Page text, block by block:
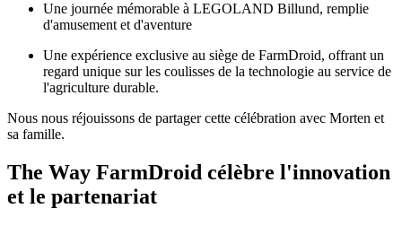
Une journée mémorable à LEGOLAND Billund, remplie
d'amusement et d'aventure
Une expérience exclusive au siège de FarmDroid, offrant un
regard unique sur les coulisses de la technologie au service de
l'agriculture durable.
Nous nous réjouissons de partager cette célébration avec Morten et
sa famille.
The Way FarmDroid célèbre l'innovation
et le partenariat